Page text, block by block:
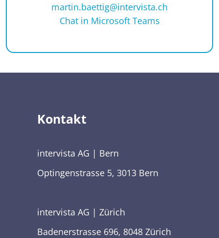
martin.baettig@intervista.ch
Chat in Microsoft Teams
Kontakt
intervista AG | Bern
Optingenstrasse 5, 3013 Bern
intervista AG | Zürich
Badenerstrasse 696, 8048 Zürich